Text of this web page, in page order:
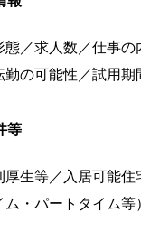
態／求人数／仕事
勤の可能性／試用期
等
厚生等／入居可能
ム・パートタイム